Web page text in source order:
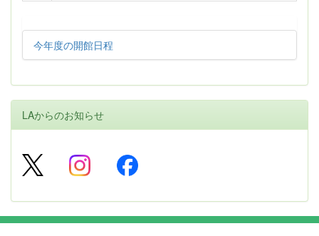
今年度の開館日程
LAからのお知らせ